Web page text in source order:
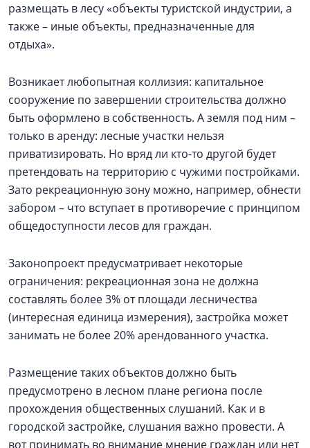
размещать в лесу «объекты туристской индустрии, а
также – иные объекты, предназначенные для
отдыха».
Возникает любопытная коллизия: капитальное
сооружение по завершении строительства должно
быть оформлено в собственность. А земля под ним –
только в аренду: лесные участки нельзя
приватизировать. Но вряд ли кто-то другой будет
претендовать на территорию с чужими постройками.
Зато рекреационную зону можно, например, обнести
забором – что вступает в противоречие с принципом
общедоступности лесов для граждан.
Законопроект предусматривает некоторые
ограничения: рекреационная зона не должна
составлять более 3% от площади лесничества
(интересная единица измерения), застройка может
занимать не более 20% арендованного участка.
Размещение таких объектов должно быть
предусмотрено в лесном плане региона после
прохождения общественных слушаний. Как и в
городской застройке, слушания важно провести. А
вот принимать во внимание мнение граждан или нет